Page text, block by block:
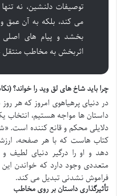
توصیفات دلنشین، نه
می کند، بلکه به آن عمق و
بخشد و پیام های
اثربخش به مخاطب منتقل
چرا باید شاخ های لق وید را خواند؟
در دنیای پرهیاهوی امروز که هر
داستان ها مواجه هستیم، انتخاب
دلایلی محکم و قانع کننده است.
کتاب هاست که با هر صفحه،
دهد و او را درگیر دنیای لطیف
متعددی وجود دارد که خواندن این
فراموش نشدنی تبدیل می کند.
تأثیرگذاری داستان بر روی مخاطب